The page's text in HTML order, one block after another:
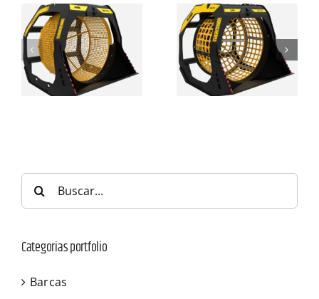
Categorias portfolio
Barcas